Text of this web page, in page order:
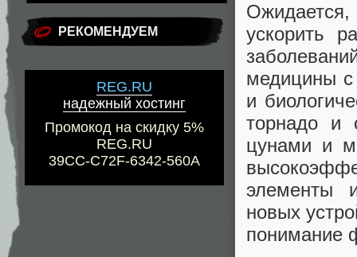
РЕКОМЕНДУЕМ
REG.RU
надежный хостинг
Промокод на скидку 5%
REG.RU
39CC-C72F-6342-560A
ускорить
медицины
и
торнадо и
цунами и
элементы
новых
понимание